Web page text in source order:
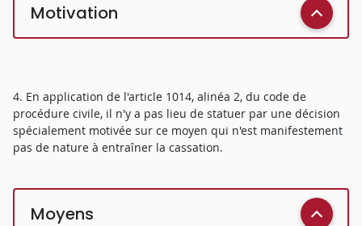
Motivation
4. En application de l'article 1014, alinéa 2, du code de
procédure civile, il n'y a pas lieu de statuer par une décision
spécialement motivée sur ce moyen qui n'est manifestement
pas de nature à entraîner la cassation.
Moyens